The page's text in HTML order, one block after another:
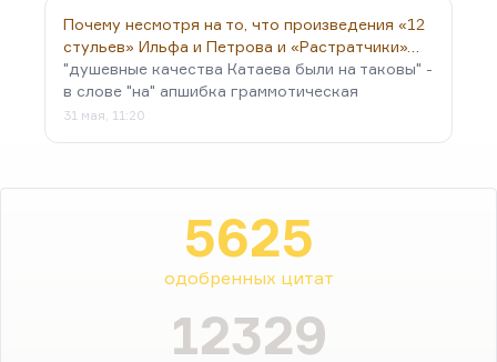
Почему несмотря на то, что произведения «12
стульев» Ильфа и Петрова и «Растратчики»…
"душевные качества Катаева были на таковы" -
в слове "на" апшибка граммотическая
31 мая, 11:20
5625
одобренных цитат
12329